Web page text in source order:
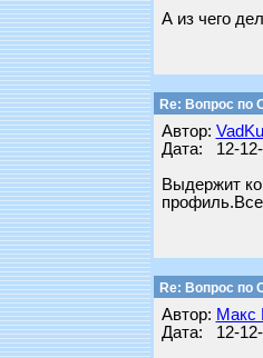
А из чего
Re: Вопрос по
Автор:
Дата: 12-12-
Выдержит
Re: Вопрос по
Автор: Макс
Дата: 12-12-